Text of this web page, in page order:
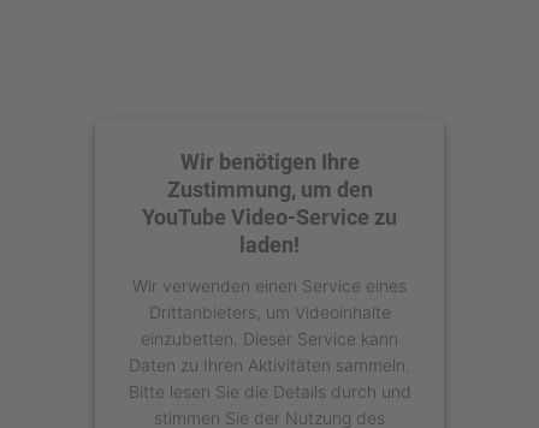
Wir benötigen Ihre
Zustimmung, um den
YouTube Video-Service zu
laden!
Wir verwenden einen Service eines
Drittanbieters, um Videoinhalte
einzubetten. Dieser Service kann
Daten zu Ihren Aktivitäten sammeln.
Bitte lesen Sie die Details durch und
stimmen Sie der Nutzung des